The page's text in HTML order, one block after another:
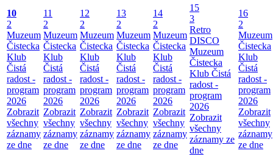
10
2
Muzeum
Čistecka
Klub
Čistá
radost -
program
2026
Zobrazit
všechny
záznamy
ze dne
11
2
Muzeum
Čistecka
Klub
Čistá
radost -
program
2026
Zobrazit
všechny
záznamy
ze dne
12
2
Muzeum
Čistecka
Klub
Čistá
radost -
program
2026
Zobrazit
všechny
záznamy
ze dne
13
2
Muzeum
Čistecka
Klub
Čistá
radost -
program
2026
Zobrazit
všechny
záznamy
ze dne
14
2
Muzeum
Čistecka
Klub
Čistá
radost -
program
2026
Zobrazit
všechny
záznamy
ze dne
15
3
Retro
DISCO
Muzeum
Čistecka
Klub Čistá
radost -
program
2026
Zobrazit
všechny
záznamy ze
dne
16
2
Muzeum
Čistecka
Klub
Čistá
radost -
program
2026
Zobrazit
všechny
záznamy
ze dne